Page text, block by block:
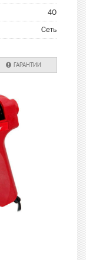
40
Сеть
ГАРАНТИИ